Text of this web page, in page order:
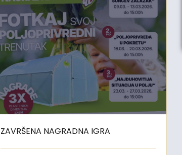
ZAVRŠENA NAGRADNA IGRA